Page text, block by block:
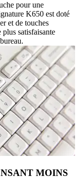
pour une
K650 est doté
et de touches
satisfaisante
MOINS